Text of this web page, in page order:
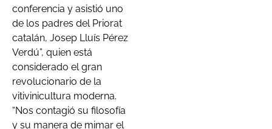
conferencia y asistió uno
de los padres del Priorat
catalán, Josep Lluís Pérez
Verdú”, quien está
considerado el gran
revolucionario de la
vitivinicultura moderna.
“Nos contagió su filosofía
y su manera de mimar el